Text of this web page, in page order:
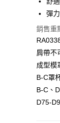
【「
１．於
付」結
２．訂
３．收
／ATM
※ 請注
絡購買
先享
是否繳
全家
每筆
付款後
每筆
萊爾富
每筆
付款後
彈
銷售重
肩帶不
成型模
B-C罩
B-C、
D75-